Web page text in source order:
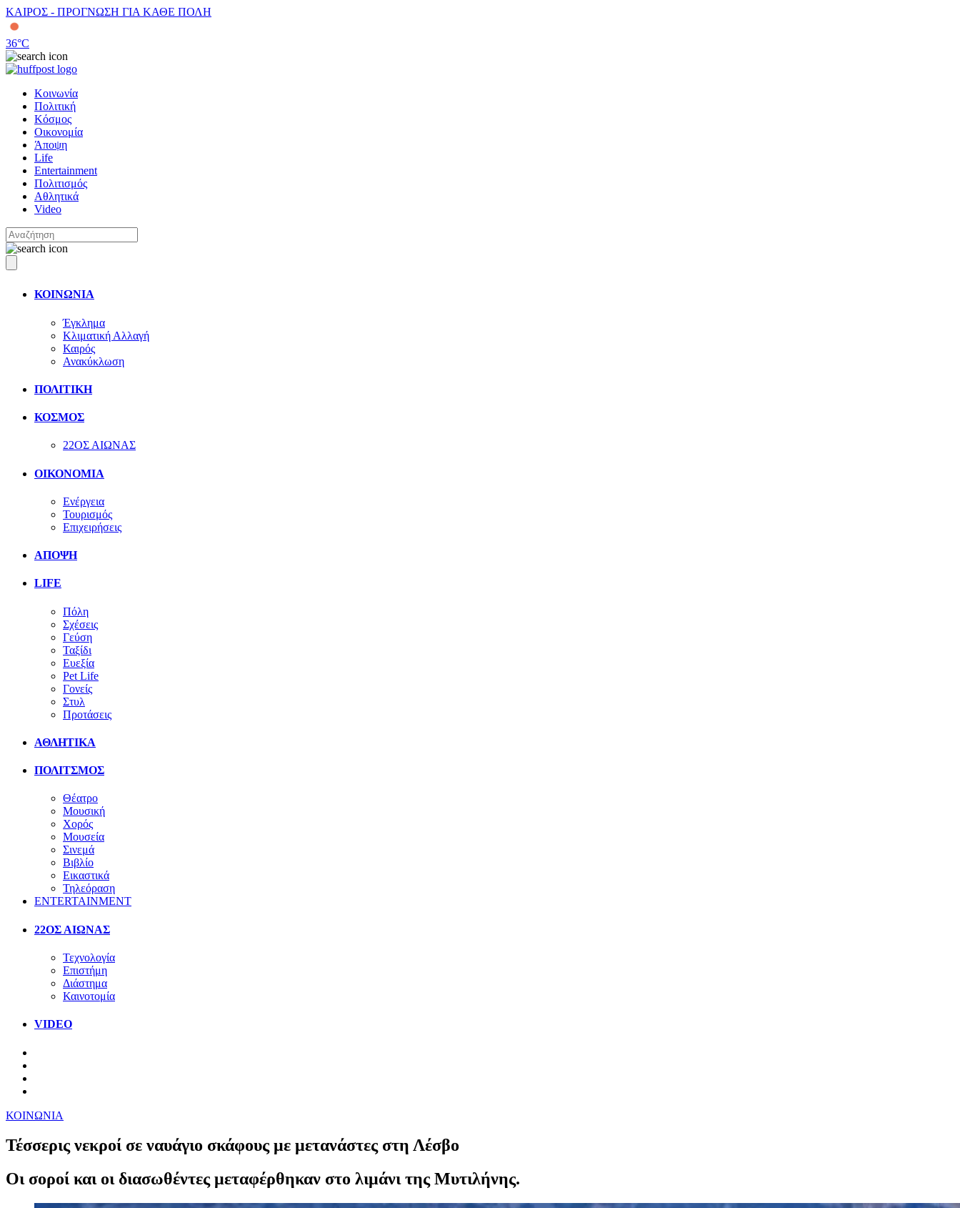
ΚΑΙΡΟΣ - ΠΡΟΓΝΩΣΗ ΓΙΑ ΚΑΘΕ ΠΟΛΗ
36°C
Κοινωνία
Πολιτική
Κόσμος
Οικονομία
Άποψη
Life
Entertainment
Πολιτισμός
Αθλητικά
Video
ΚΟΙΝΩΝΙΑ
Έγκλημα
Κλιματική Αλλαγή
Καιρός
Ανακύκλωση
ΠΟΛΙΤΙΚΗ
ΚΟΣΜΟΣ
22ΟΣ ΑΙΩΝΑΣ
ΟΙΚΟΝΟΜΙΑ
Ενέργεια
Τουρισμός
Επιχειρήσεις
ΑΠΟΨΗ
LIFE
Πόλη
Σχέσεις
Γεύση
Ταξίδι
Ευεξία
Pet Life
Γονείς
Στυλ
Προτάσεις
ΑΘΛΗΤΙΚΑ
ΠΟΛΙΤΣΜΟΣ
Θέατρο
Μουσική
Χορός
Μουσεία
Σινεμά
Βιβλίο
Εικαστικά
Τηλεόραση
ENTERTAINMENT
22ΟΣ ΑΙΩΝΑΣ
Τεχνολογία
Επιστήμη
Διάστημα
Καινοτομία
VIDEO
ΚΟΙΝΩΝΙΑ
Τέσσερις νεκροί σε ναυάγιο σκάφους με μετανάστες στη Λέσβο
Οι σοροί και οι διασωθέντες μεταφέρθηκαν στο λιμάνι της Μυτιλήνης.